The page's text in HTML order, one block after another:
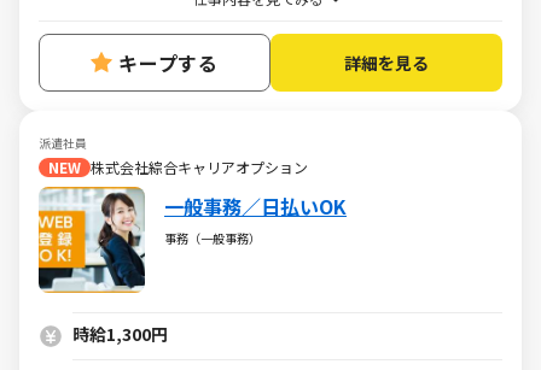
キープする 詳細を見る
派遣社員
NEW 株式会社綜合キャリアオプション
一般事務／日払いOK
事務（一般事務）
時給1,300円